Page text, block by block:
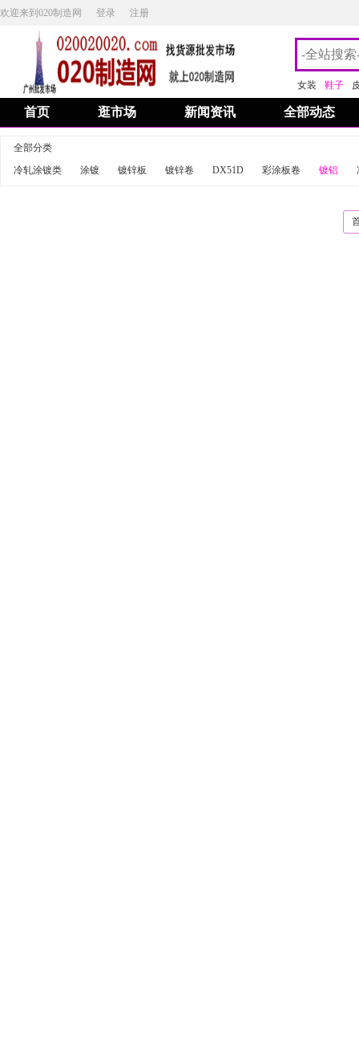
欢迎来到020制造网 登录 注册
女装 鞋子
首页 逛市场 新闻资讯 全部动态
全部分类
冷轧涂镀类
涂镀 镀锌板 镀锌卷 DX51D 彩涂板卷 镀铝